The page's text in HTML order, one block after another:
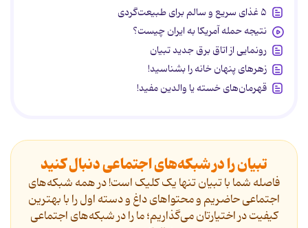
۵ غذای سریع و سالم برای طبیعت‌گردی
نتیجه حمله آمریکا به ایران چیست؟
رونمایی از اتاق برق جدید تبیان
زهرهای پنهان خانه را بشناسید!
قهرمان‌های خسته یا والدین مفید!
تبیان را در شبکه‌های اجتماعی دنبال کنید
فاصله شما با تبیان تنها یک کلیک است! در همه شبکه‌های
اجتماعی حاضریم و محتواهای داغ و دسته اول را با بهترین
کیفیت در اختیارتان می‌گذاریم؛ ما را در شبکه‌های اجتماعی